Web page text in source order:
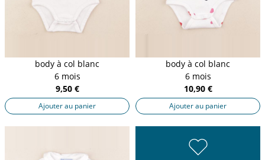
body à col blanc
6 mois
9,50 €
Ajouter au panier
body à col blanc
6 mois
10,90 €
Ajouter au panier